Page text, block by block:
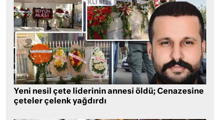
Yeni nesil çete liderinin annesi öldü; Cenazesine
çeteler çelenk yağdırdı